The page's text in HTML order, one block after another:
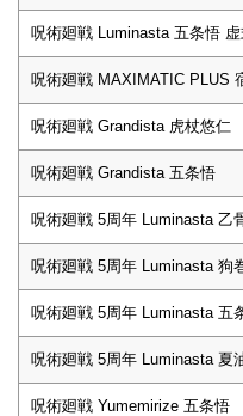
呪術廻戦 Luminasta 五条悟 虚
呪術廻戦 MAXIMATIC PLUS
呪術廻戦 Grandista 虎杖悠仁
呪術廻戦 Grandista 五条悟
呪術廻戦 5周年 Luminasta 乙
呪術廻戦 5周年 Luminasta 狗
呪術廻戦 5周年 Luminasta 五
呪術廻戦 5周年 Luminasta 夏
呪術廻戦 Yumemirize 五条悟